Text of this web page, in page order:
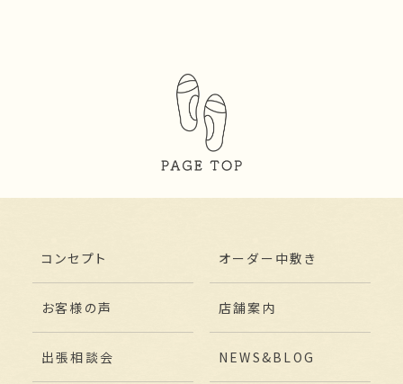
コンセプト オーダー中敷き
お客様の声 店舗案内
出張相談会 NEWS&BLOG